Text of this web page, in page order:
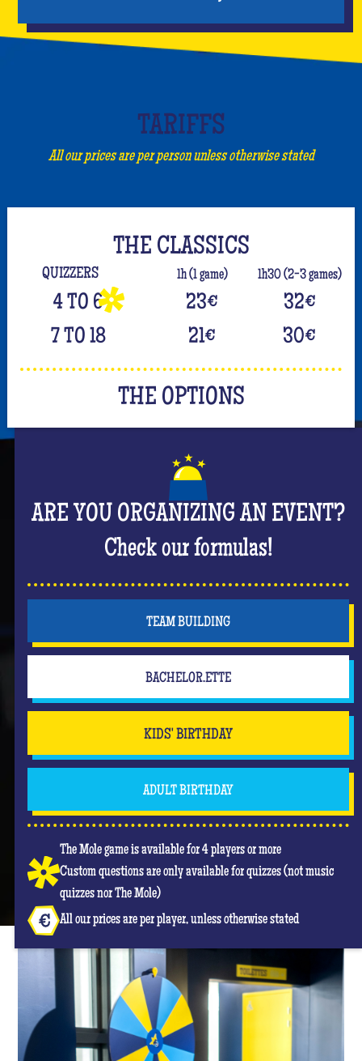
TARIFFS
All our prices are per person unless otherwise stated
THE CLASSICS
QUIZZERS 1h (1 game) 1h30 (2-3 games)
4 TO 6 23€ 32€
7 TO 18
21€ 30€
THE OPTIONS
ARE YOU ORGANIZING AN EVENT?
Check our formulas!
TEAM BUILDING
BACHELOR.ETTE
KIDS' BIRTHDAY
ADULT BIRTHDAY
The Mole game is available for 4 players or more
Custom questions are only available for quizzes (not music
quizzes nor The Mole)
All our prices are per player, unless otherwise stated